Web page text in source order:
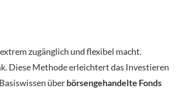
zugänglich und flexibel macht.
Diese Methode erleichtert das Investieren
überbörsengehandelte Fonds